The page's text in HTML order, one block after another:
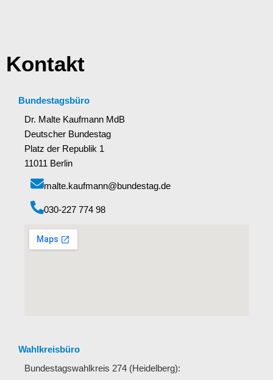
Kontakt
Bundestagsbüro
Dr. Malte Kaufmann MdB
Deutscher Bundestag
Platz der Republik 1
11011 Berlin
malte.kaufmann@bundestag.de
‭030-227 774 98‬
Wahlkreisbüro
Bundestagswahlkreis 274 (Heidelberg):